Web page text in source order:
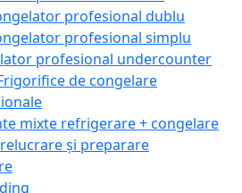
profesional dublu
profesional simplu
profesional undercounter
de congelare
mixte refrigerare + congelare
și preparare